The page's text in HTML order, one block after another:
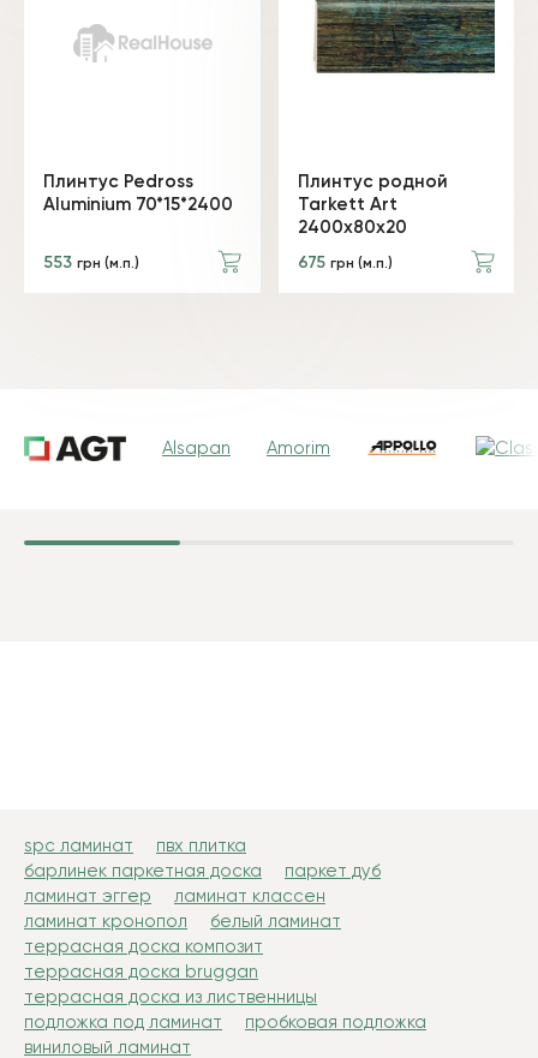
Плинтус Pedross
Aluminium 70*15*2400
553 грн (м.п.)
Плинтус родной
Tarkett Art
2400х80х20
675 грн (м.п.)
Alsapan Amorim
spc ламинат
пвх плитка
барлинек паркетная доска
паркет дуб
ламинат эггер
ламинат классен
ламинат кронопол
белый ламинат
террасная доска композит
террасная доска bruggan
террасная доска из лиственницы
подложка под ламинат
пробковая подложка
виниловый ламинат